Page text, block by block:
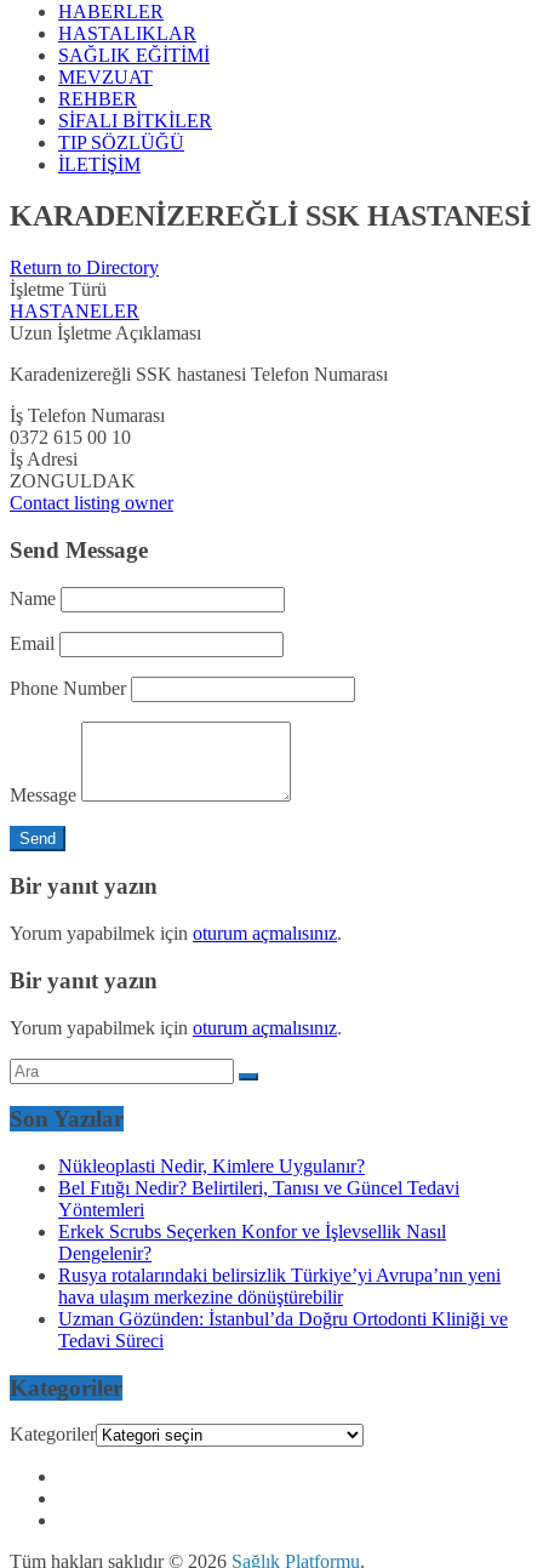
HABERLER
HASTALIKLAR
SAĞLIK EĞİTİMİ
MEVZUAT
REHBER
SİFALI BİTKİLER
TIP SÖZLÜĞÜ
İLETİŞİM
KARADENİZEREĞLİ SSK HASTANESİ
Return to Directory
İşletme Türü
HASTANELER
Uzun İşletme Açıklaması
Karadenizereğli SSK hastanesi Telefon Numarası
İş Telefon Numarası
0372 615 00 10
İş Adresi
ZONGULDAK
Contact listing owner
Send Message
Name
Email
Phone Number
Message
Bir yanıt yazın
Yorum yapabilmek için oturum açmalısınız.
Bir yanıt yazın
Yorum yapabilmek için oturum açmalısınız.
Son Yazılar
Nükleoplasti Nedir, Kimlere Uygulanır?
Bel Fıtığı Nedir? Belirtileri, Tanısı ve Güncel Tedavi
Yöntemleri
Erkek Scrubs Seçerken Konfor ve İşlevsellik Nasıl
Dengelenir?
Rusya rotalarındaki belirsizlik Türkiye’yi Avrupa’nın yeni
hava ulaşım merkezine dönüştürebilir
Uzman Gözünden: İstanbul’da Doğru Ortodonti Kliniği ve
Tedavi Süreci
Kategoriler
Kategoriler
Tüm hakları saklıdır © 2026 Sağlık Platformu.